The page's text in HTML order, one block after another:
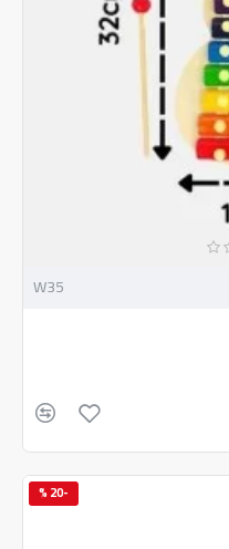
W35
-20 %